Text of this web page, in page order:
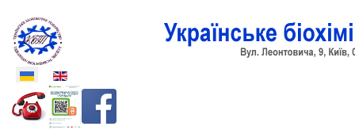
Оберіть свою мову